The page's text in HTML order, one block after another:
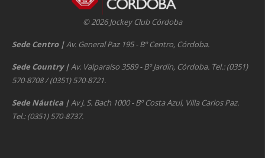
© 2026 Jockey Club Córdoba
Sede Centro |Av. General Paz 195 - Bº Centro, Córdoba.
Sede Country |Av. Valparaíso 3589 - Bº Jardín, Córdoba. Tel.: (0351)
570-8708 / (0351) 570-8721.
Sede Náutica |Av J. S. Bach 1000 - Bº Costa Azul, Villa Carlos Paz.
Tel.: (0351) 570-8737.